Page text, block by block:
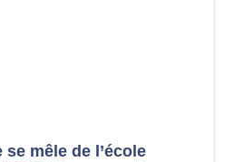
mêle de l’école